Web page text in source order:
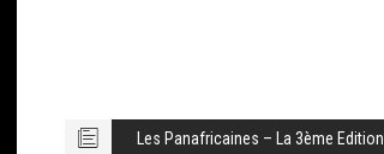
Les Panafricaines – La 3ème Edition